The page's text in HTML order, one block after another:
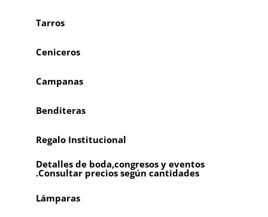
Tarros
Ceniceros
Campanas
Benditeras
Regalo Institucional
Detalles de boda,congresos y eventos
.Consultar precios según cantidades
Lámparas